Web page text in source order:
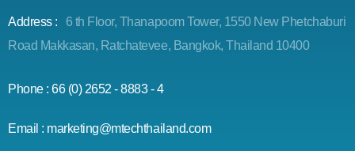
Address :
6 th Floor, Thanapoom Tower, 1550 New Phetchaburi
Road Makkasan, Ratchatevee, Bangkok, Thailand 10400
Phone : 66 (0) 2652 - 8883 - 4
Email : marketing@mtechthailand.com